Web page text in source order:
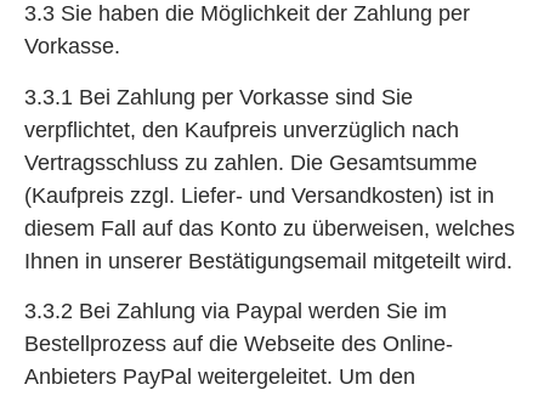
3.3 Sie haben die Möglichkeit der Zahlung per
Vorkasse.
3.3.1 Bei Zahlung per Vorkasse sind Sie
verpflichtet, den Kaufpreis unverzüglich nach
Vertragsschluss zu zahlen. Die Gesamtsumme
(Kaufpreis zzgl. Liefer- und Versandkosten) ist in
diesem Fall auf das Konto zu überweisen, welches
Ihnen in unserer Bestätigungsemail mitgeteilt wird.
3.3.2 Bei Zahlung via Paypal werden Sie im
Bestellprozess auf die Webseite des Online-
Anbieters PayPal weitergeleitet. Um den